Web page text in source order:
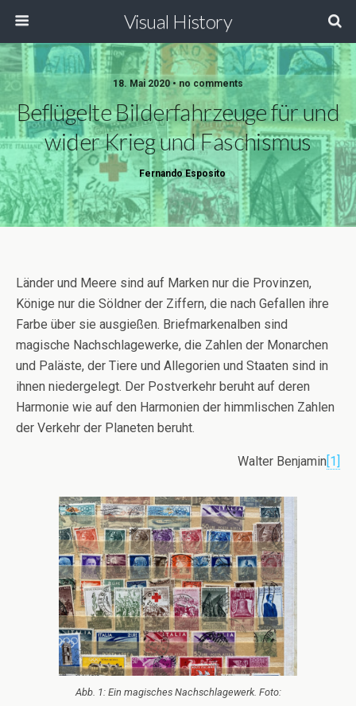
Visual History
18. Mai 2020 • no comments
Beflügelte Bilderfahrzeuge für und
wider Krieg und Faschismus
Fernando Esposito
Länder und Meere sind auf Marken nur die Provinzen,
Könige nur die Söldner der Ziffern, die nach Gefallen ihre
Farbe über sie ausgießen. Briefmarkenalben sind
magische Nachschlagewerke, die Zahlen der Monarchen
und Paläste, der Tiere und Allegorien und Staaten sind in
ihnen niedergelegt. Der Postverkehr beruht auf deren
Harmonie wie auf den Harmonien der himmlischen Zahlen
der Verkehr der Planeten beruht.
Walter Benjamin[1]
Abb. 1: Ein magisches Nachschlagewerk. Foto: